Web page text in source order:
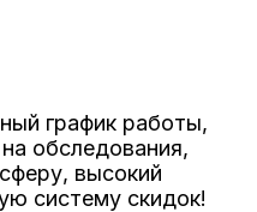
график работы,
обследования,
высокий
систему скидок!